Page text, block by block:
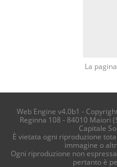
La
Web Engine v4.0b1 -
Reginna 108 - 84010 Maiori
Capitale
È vietata ogni riproduzione
immagine o
Ogni riproduzione non
pertanto è